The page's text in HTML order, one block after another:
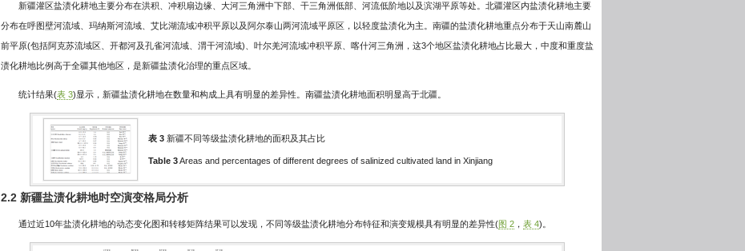
新疆灌区盐渍化耕地主要分布在洪积、冲积扇边缘、大河三角洲中下部、干三角洲低部、河流低阶地以及滨湖平原等处。北疆灌区内盐渍化耕地主要
分布在呼图壁河流域、玛纳斯河流域、艾比湖流域冲积平原以及阿尔泰山两河流域平原区，以轻度盐渍化为主。南疆的盐渍化耕地重点分布于天山南麓山
前平原(包括阿克苏流域区、开都河及孔雀河流域、渭干河流域)、叶尔羌河流域冲积平原、喀什河三角洲，这3个地区盐渍化耕地占比最大，中度和重度盐
渍化耕地比例高于全疆其他地区，是新疆盐渍化治理的重点区域。
统计结果(表 3)显示，新疆盐渍化耕地在数量和构成上具有明显的差异性。南疆盐渍化耕地面积明显高于北疆。
表 3新疆不同等级盐渍化耕地的面积及其占比
Table 3Areas and percentages of different degrees of salinized cultivated land in Xinjiang
2.2 新疆盐渍化耕地时空演变格局分析
通过近10年盐渍化耕地的动态变化图和转移矩阵结果可以发现，不同等级盐渍化耕地分布特征和演变规模具有明显的差异性(图 2， 表 4)。